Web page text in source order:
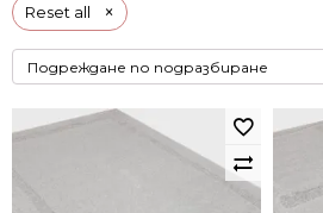
Reset all ×